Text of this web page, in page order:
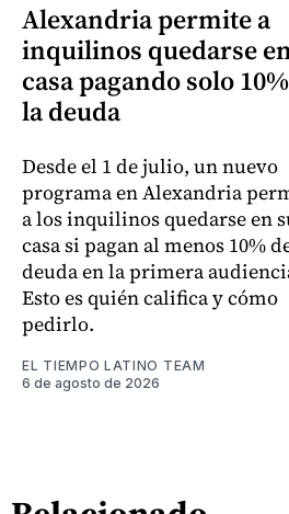
Alexandria permite a
inquilinos quedarse
casa pagando solo
la deuda
Desde el 1 de julio, un nuevo
programa en Alexandria
a los inquilinos quedarse en
casa si pagan al menos 10%
deuda en la primera
Esto es quién califica y cómo
pedirlo.
EL TIEMPO LATINO TEAM
6 de agosto de 2026